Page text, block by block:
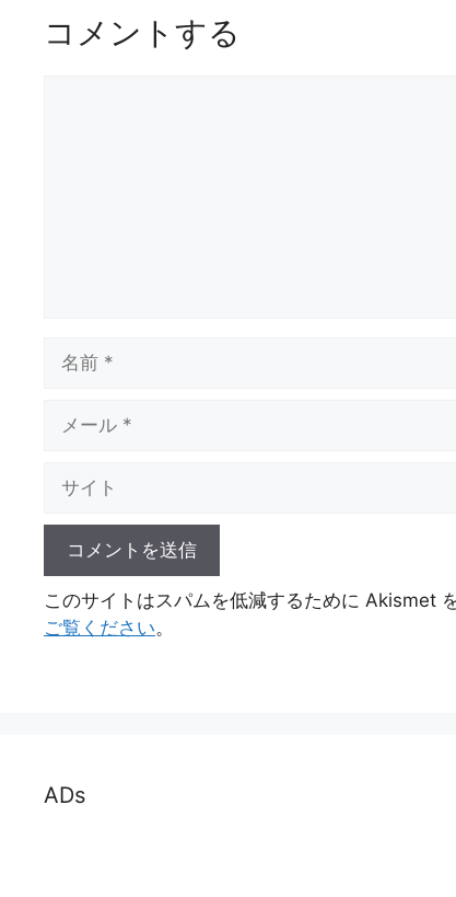
コメントする
ト
このサイトはスパムを低減するために Akismet
ご覧ください。
ADs